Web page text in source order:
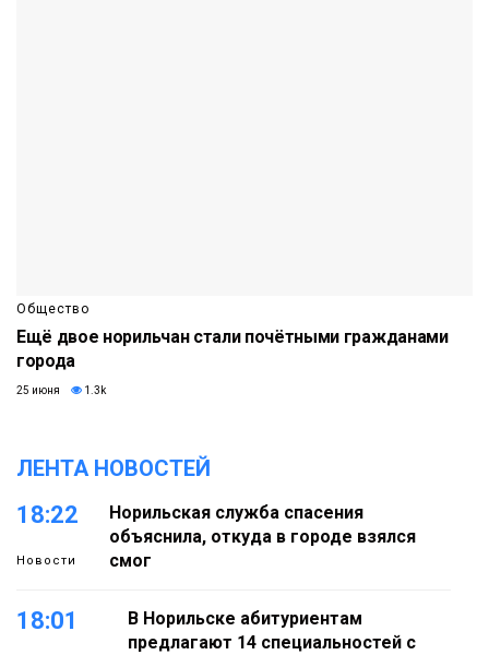
Общество
Ещё двое норильчан стали почётными гражданами
города
25 июня 1.3k
ЛЕНТА НОВОСТЕЙ
18:22
Новости
Норильская служба спасения
объяснила, откуда в городе взялся
смог
18:01
В Норильске абитуриентам
предлагают 14 специальностей с